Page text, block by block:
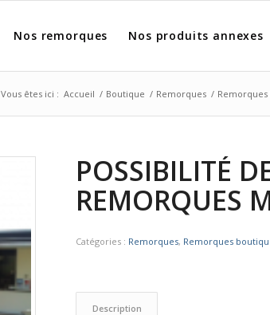
Nos remorques Nos produits annexes
Vous êtes ici : Accueil / Boutique / Remorques /
POSSIBILITÉ
REMORQUES
Catégories : Remorques, Remorques
Description